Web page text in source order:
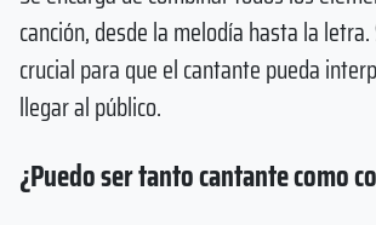
canción, desde la melodía hasta la
crucial para que el cantante pueda
llegar al público.
¿Puedo ser tanto cantante como